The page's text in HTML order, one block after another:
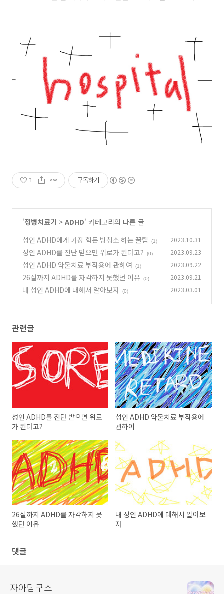
1 구독하기
'정병치료기 > ADHD' 카테고리의 다른 글
성인 ADHD에게 가장 힘든 방청소 하는 꿀팁
(1) 2023.10.31
성인 ADHD를 진단 받으면 위로가 된다고? (0) 2023.09.23
성인 ADHD 약물치료 부작용에 관하여 (1) 2023.09.22
26살까지 ADHD를 자각하지 못했던 이유 (0) 2023.09.21
내 성인 ADHD에 대해서 알아보자 (0) 2023.03.01
관련글
성인 ADHD를 진단 받으면 위로
가 된다고?
성인 ADHD 약물치료 부작용에
관하여
26살까지 ADHD를 자각하지 못
했던 이유
내 성인 ADHD에 대해서 알아보
자
댓글
자아탐구소